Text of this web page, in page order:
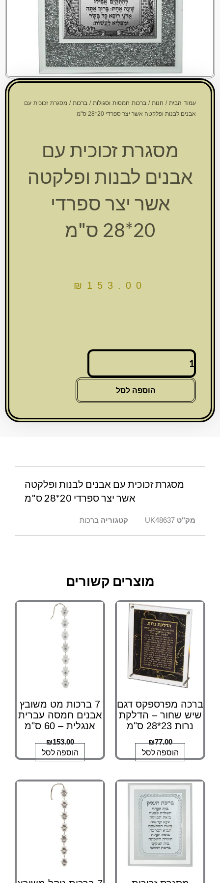
עמוד הבית / חנות / ברכות חמסות וסגולות / ברכות / מסגרת זכוכית עם
אבנים לבנות ופלקטה אשר יצר ספרדי 20*28 ס"מ
מסגרת זכוכית עם
אבנים לבנות ופלקטה
אשר יצר ספרדי
20*28 ס"מ
₪ 153.00
כמות
של
מסגרת
עם
לבנות
ס"מ
הוספה לסל
מסגרת זכוכית עם אבנים לבנות ופלקטה
אשר יצר ספרדי 20*28 ס"מ
מק"ט UK48637 קטגוריה ברכות
מוצרים קשורים
ברכה מפרספקס דגם
שיש שחור – הדלקת
נרות 23*28 ס"מ
₪77.00
הוספה לסל
7 ברכות מט משובץ
אבנים חמסה עברית
אנגלית – 60 ס"מ
₪153.00
הוספה לסל